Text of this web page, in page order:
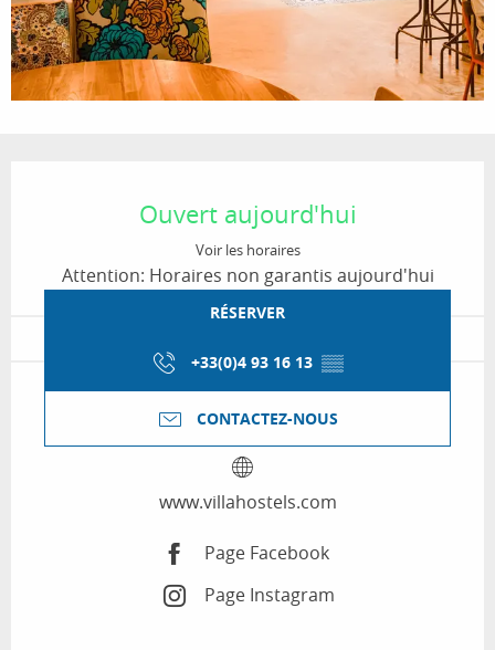
Ouvert aujourd'hui
Voir les horaires
Attention: Horaires non garantis aujourd'hui
RÉSERVER
+33(0)4 93 16 13 ▒▒
CONTACTEZ-NOUS
www.villahostels.com
Page Facebook
Page Instagram